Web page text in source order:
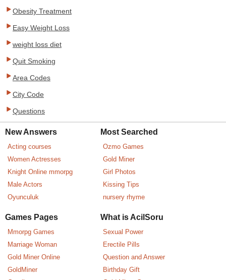
Obesity Treatment
Easy Weight Loss
weight loss diet
Quit Smoking
Area Codes
City Code
Questions
New Answers
Acting courses
Women Actresses
Knight Online mmorpg
Male Actors
Oyunculuk
Most Searched
Ozmo Games
Gold Miner
Girl Photos
Kissing Tips
nursery rhyme
Games Pages
Mmorpg Games
Marriage Woman
Gold Miner Online
GoldMiner
What is AcilSoru
Sexual Power
Erectile Pills
Question and Answer
Birthday Gift